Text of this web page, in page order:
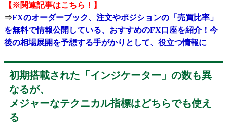
【※関連記事はこちら！】
⇒FXのオーダーブック、注文やポジションの「売買比率」
を無料で情報公開している、おすすめのFX口座を紹介！今
後の相場展開を予想する手がかりとして、役立つ情報に
初期搭載された「インジケーター」の数も異
なるが、
メジャーなテクニカル指標はどちらでも使え
る